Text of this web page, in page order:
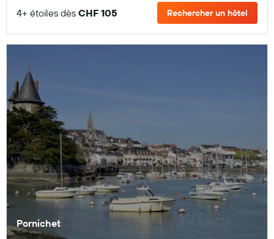
4+ étoiles dès CHF 105 Rechercher un hôtel
Pornichet